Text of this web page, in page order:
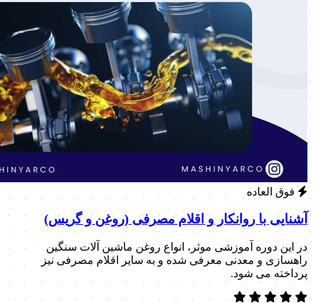
فوق العاده
آشنایی با روانکار و اقلام مصرفی (روغن و گریس)
در این دوره آموزشی موثر، انواع روغن ماشین آلات سنگین
راهسازی و معدنی معرفی شده و به سایر اقلام مصرفی نیز
پرداخته می شود.